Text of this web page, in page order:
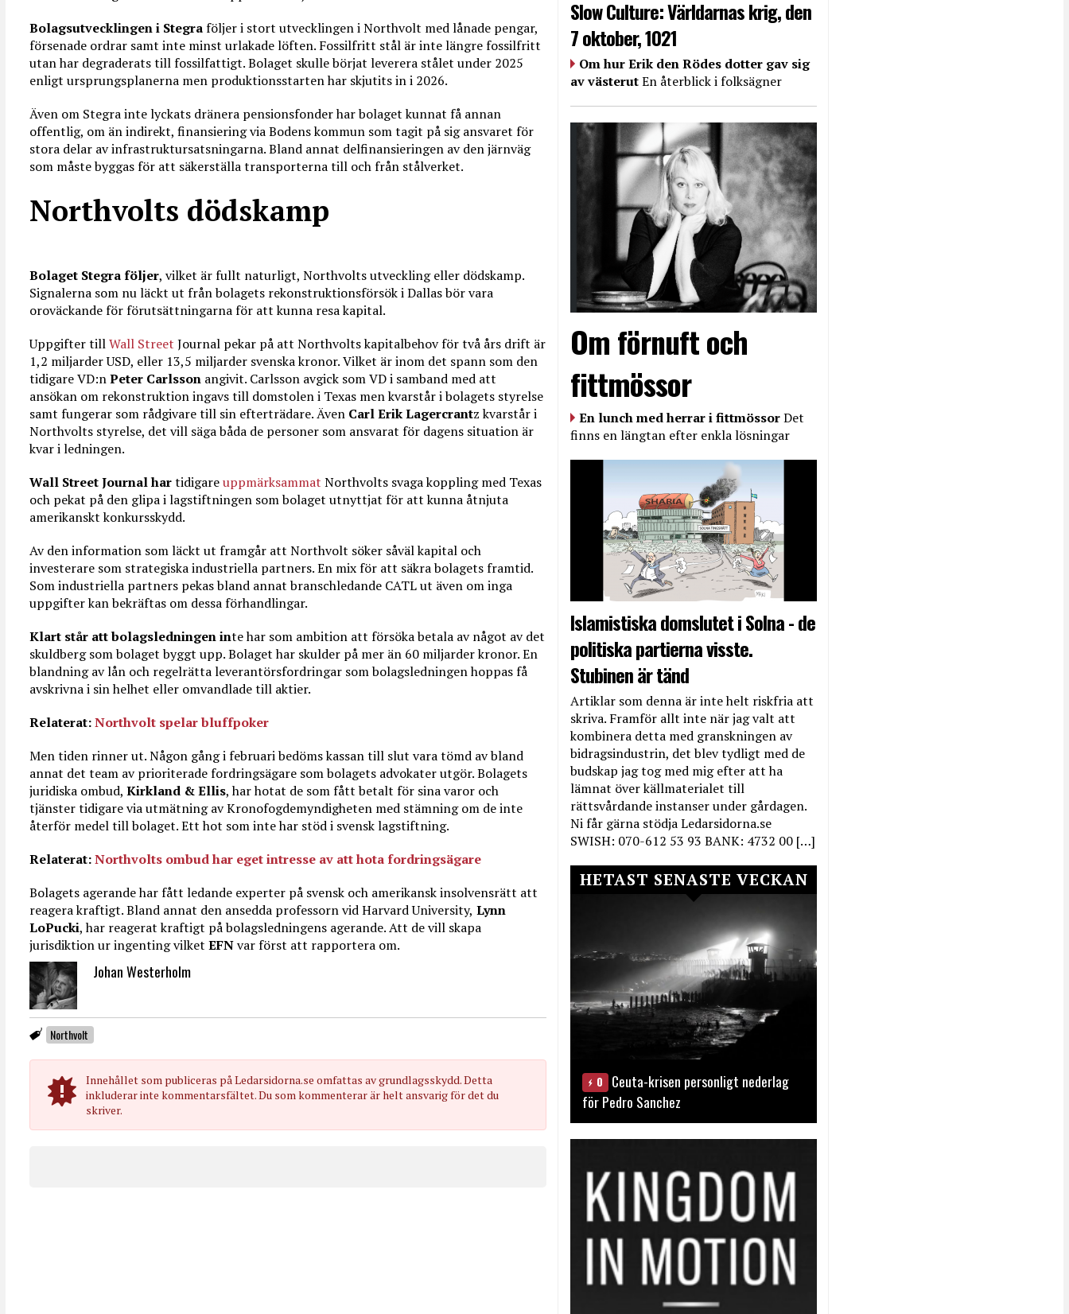
Bolagsutvecklingen i Stegraföljer i stort utvecklingen i Northvolt med lånade pengar,
försenade ordrar samt inte minst urlakade löften. Fossilfritt stål är inte längre fossilfritt
utan har degraderats till fossilfattigt. Bolaget skulle börjat leverera stålet under 2025
enligt ursprungsplanerna men produktionsstarten har skjutits in i 2026.
Även om Stegra inte lyckats dränera pensionsfonder har bolaget kunnat få annan
offentlig, om än indirekt, finansiering via Bodens kommun som tagit på sig ansvaret för
stora delar av infrastruktursatsningarna. Bland annat delfinansieringen av den järnväg
som måste byggas för att säkerställa transporterna till och från stålverket.
Northvolts dödskamp
Bolaget Stegra följer, vilket är fullt naturligt, Northvolts utveckling eller dödskamp.
Signalerna som nu läckt ut från bolagets rekonstruktionsförsök i Dallas bör vara
oroväckande för förutsättningarna för att kunna resa kapital.
Uppgifter tillWall Street Journal pekar på att Northvolts kapitalbehov för två års drift är
1,2 miljarder USD, eller 13,5 miljarder svenska kronor. Vilket är inom det spann som den
tidigare VD:nPeter Carlsson angivit. Carlsson avgick som VD i samband med att
ansökan om rekonstruktion ingavs till domstolen i Texas men kvarstår i bolagets styrelse
samt fungerar som rådgivare till sin efterträdare. Även Carl Erik Lagercrantz kvarstår i
Northvolts styrelse, det vill säga båda de personer som ansvarat för dagens situation är
kvar i ledningen.
Wall Street Journal hartidigareuppmärksammat Northvolts svaga koppling med Texas
och pekat på den glipa i lagstiftningen som bolaget utnyttjat för att kunna åtnjuta
amerikanskt konkursskydd.
Av den information som läckt ut framgår att Northvolt söker såväl kapital och
investerare som strategiska industriella partners. En mix för att säkra bolagets framtid.
Som industriella partners pekas bland annat branschledande CATL ut även om inga
uppgifter kan bekräftas om dessa förhandlingar.
Klart står att bolagsledningen inte har som ambition att försöka betala av något av det
skuldberg som bolaget byggt upp. Bolaget har skulder på mer än 60 miljarder kronor. En
blandning av lån och regelrätta leverantörsfordringar som bolagsledningen hoppas få
avskrivna i sin helhet eller omvandlade till aktier.
Relaterat:Northvolt spelar bluffpoker
Men tiden rinner ut. Någon gång i februari bedöms kassan till slut vara tömd av bland
annat det team av prioriterade fordringsägare som bolagets advokater utgör. Bolagets
juridiska ombud, Kirkland & Ellis, har hotat de som fått betalt för sina varor och
tjänster tidigare via utmätning av Kronofogdemyndigheten med stämning om de inte
återför medel till bolaget. Ett hot som inte har stöd i svensk lagstiftning.
Relaterat:Northvolts ombud har eget intresse av att hota fordringsägare
Bolagets agerande har fått ledande experter på svensk och amerikansk insolvensrätt att
reagera kraftigt. Bland annat den ansedda professorn vid Harvard University, Lynn
LoPucki, har reagerat kraftigt på bolagsledningens agerande. Att de vill skapa
jurisdiktion ur ingenting vilket EFNvar först att rapportera om.
Johan Westerholm
Northvolt
Innehållet som publiceras på Ledarsidorna.se omfattas av grundlagsskydd. Detta
inkluderar inte kommentarsfältet. Du som kommenterar är helt ansvarig för det du
skriver.
Slow Culture: Världarnas krig, den
7 oktober, 1021
Om hur Erik den Rödes dotter gav sig
av västerutEn återblick i folksägner
Om förnuft och
fittmössor
En lunch med herrar i fittmössorDet
finns en längtan efter enkla lösningar
Islamistiska domslutet i Solna - de
politiska partierna visste.
Stubinen är tänd
Artiklar som denna är inte helt riskfria att
skriva. Framför allt inte när jag valt att
kombinera detta med granskningen av
bidragsindustrin, det blev tydligt med de
budskap jag tog med mig efter att ha
lämnat över källmaterialet till
rättsvårdande instanser under gårdagen.
Ni får gärna stödja Ledarsidorna.se
SWISH: 070-612 53 93 BANK: 4732 00 […]
HETAST SENASTE VECKAN
0
Ceuta-krisen personligt nederlag
för Pedro Sanchez